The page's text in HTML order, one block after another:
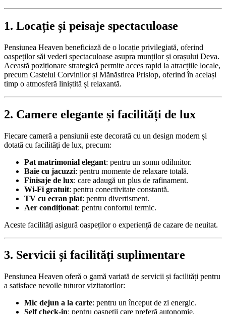
1. Locație și peisaje spectaculoase
Pensiunea Heaven beneficiază de o locație privilegiată, oferind
oaspeților săi vederi spectaculoase asupra munților și orașului Deva.
Această poziționare strategică permite acces rapid la atracțiile locale,
precum Castelul Corvinilor și Mănăstirea Prislop, oferind în același
timp o atmosferă liniștită și relaxantă.
2. Camere elegante și facilități de lux
Fiecare cameră a pensiunii este decorată cu un design modern și
dotată cu facilități de lux, precum:
Pat matrimonial elegant: pentru un somn odihnitor.
Baie cu jacuzzi: pentru momente de relaxare totală.
Finisaje de lux: care adaugă un plus de rafinament.
Wi-Fi gratuit: pentru conectivitate constantă.
TV cu ecran plat: pentru divertisment.
Aer condiționat: pentru confortul termic.
Aceste facilități asigură oaspeților o experiență de cazare de neuitat.
3. Servicii și facilități suplimentare
Pensiunea Heaven oferă o gamă variată de servicii și facilități pentru
a satisface nevoile tuturor vizitatorilor:
Mic dejun a la carte: pentru un început de zi energic.
Self check-in: pentru oaspeții care preferă autonomie.